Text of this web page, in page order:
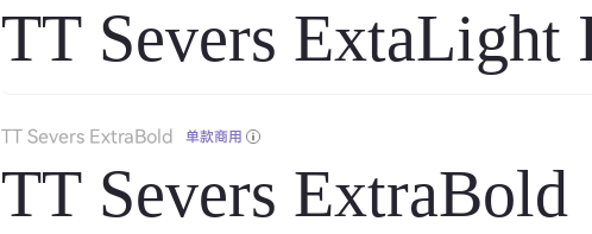
TT Severs ExtaLight
TT Severs ExtraBold 单款商用
TT Severs ExtraBold